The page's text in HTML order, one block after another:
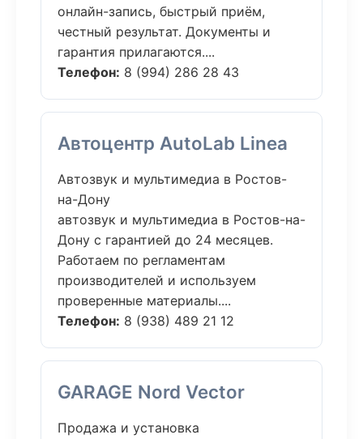
онлайн-запись, быстрый приём,
честный результат. Документы и
гарантия прилагаются....
Телефон: 8 (994) 286 28 43
Автоцентр AutoLab Linea
Автозвук и мультимедиа в Ростов-
на-Дону
автозвук и мультимедиа в Ростов-на-
Дону с гарантией до 24 месяцев.
Работаем по регламентам
производителей и используем
проверенные материалы....
Телефон: 8 (938) 489 21 12
GARAGE Nord Vector
Продажа и установка